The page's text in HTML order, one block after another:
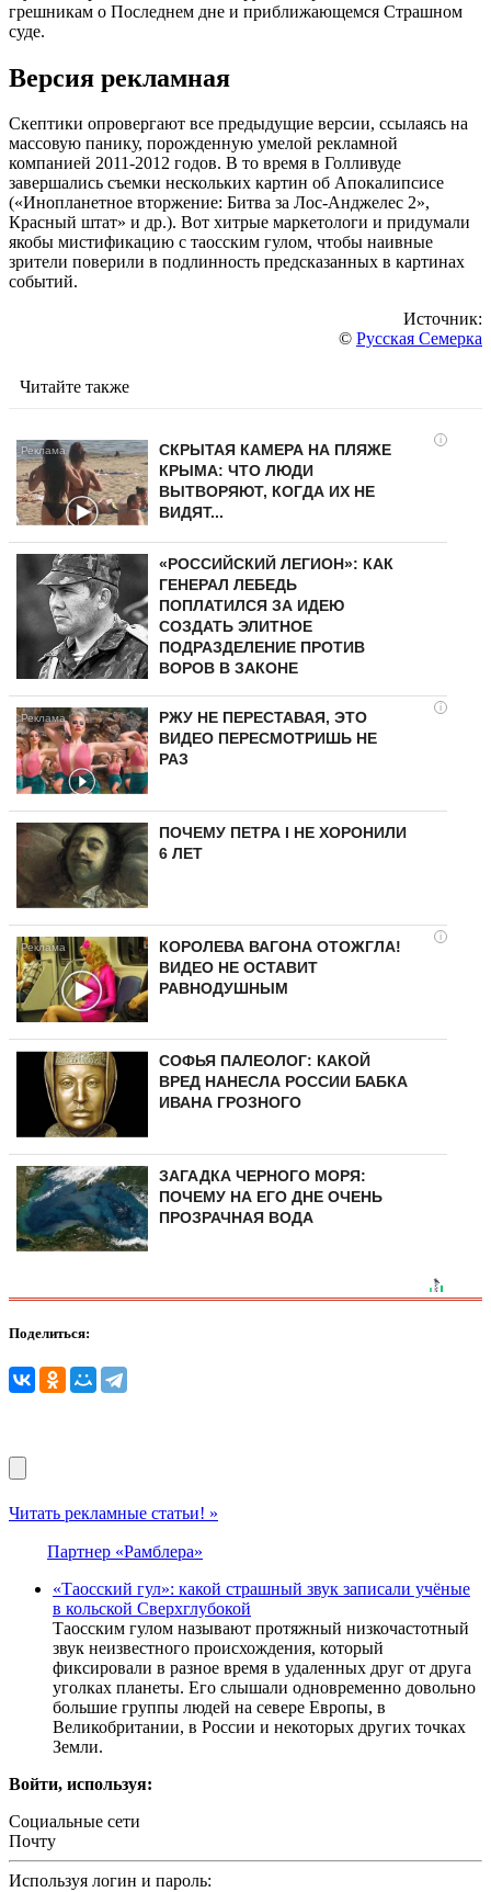
грешникам о Последнем дне и приближающемся Страшном
суде.
Версия рекламная
Скептики опровергают все предыдущие версии, ссылаясь на
массовую панику, порожденную умелой рекламной
компанией 2011-2012 годов. В то время в Голливуде
завершались съемки нескольких картин об Апокалипсисе
(«Инопланетное вторжение: Битва за Лос-Анджелес 2»,
Красный штат» и др.). Вот хитрые маркетологи и придумали
якобы мистификацию с таосским гулом, чтобы наивные
зрители поверили в подлинность предсказанных в картинах
событий.
Источник:
© Русская Семерка
Читайте также
i
СКРЫТАЯ КАМЕРА НА ПЛЯЖЕ
КРЫМА: ЧТО ЛЮДИ
ВЫТВОРЯЮТ, КОГДА ИХ НЕ
ВИДЯТ...
«РОССИЙСКИЙ ЛЕГИОН»: КАК
ГЕНЕРАЛ ЛЕБЕДЬ
ПОПЛАТИЛСЯ ЗА ИДЕЮ
СОЗДАТЬ ЭЛИТНОЕ
ПОДРАЗДЕЛЕНИЕ ПРОТИВ
ВОРОВ В ЗАКОНЕ
i
РЖУ НЕ ПЕРЕСТАВАЯ, ЭТО
ВИДЕО ПЕРЕСМОТРИШЬ НЕ
РАЗ
ПОЧЕМУ ПЕТРА I НЕ ХОРОНИЛИ
6 ЛЕТ
i
КОРОЛЕВА ВАГОНА ОТОЖГЛА!
ВИДЕО НЕ ОСТАВИТ
РАВНОДУШНЫМ
СОФЬЯ ПАЛЕОЛОГ: КАКОЙ
ВРЕД НАНЕСЛА РОССИИ БАБКА
ИВАНА ГРОЗНОГО
ЗАГАДКА ЧЕРНОГО МОРЯ:
ПОЧЕМУ НА ЕГО ДНЕ ОЧЕНЬ
ПРОЗРАЧНАЯ ВОДА
Поделиться:
Читать рекламные статьи! »
Партнер «Рамблера»
«Таосский гул»: какой страшный звук записали учёные
в кольской Сверхглубокой
Таосским гулом называют протяжный низкочастотный
звук неизвестного происхождения, который
фиксировали в разное время в удаленных друг от друга
уголках планеты. Его слышали одновременно довольно
большие группы людей на севере Европы, в
Великобритании, в России и некоторых других точках
Земли.
Войти, используя:
Социальные сети
Почту
Используя логин и пароль: